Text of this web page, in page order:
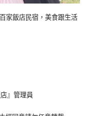
家飯店民宿，美食跟生活
』管理員